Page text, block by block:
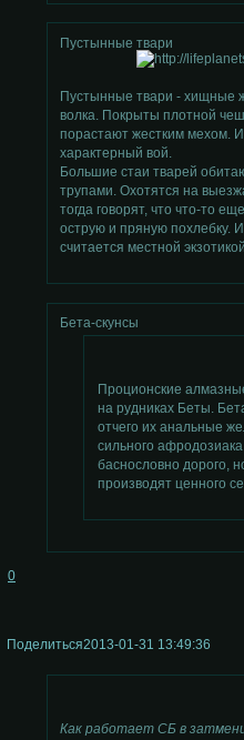
Пустынные твари
Пустынные твари -
волка. Покрыты плотной
порастают жестким мехом.
характерный вой.
Большие стаи тварей
трупами. Охотятся на
тогда говорят, что что-то
острую и пряную похлебку.
считается местной
Бета-скунсы
Проционские
на рудниках Беты.
отчего их анальные
сильного
баснословно дорого,
производят ценного
0
Поделиться2013-01-31 13:49:36
Как работает СБ в